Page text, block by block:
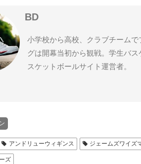
BD
小学校から高校、クラブチーム
グは開幕当初から観戦。学生バ
スケットボールサイト運営者。
アンドリューウィギンス ジェームズワイズ
ズ